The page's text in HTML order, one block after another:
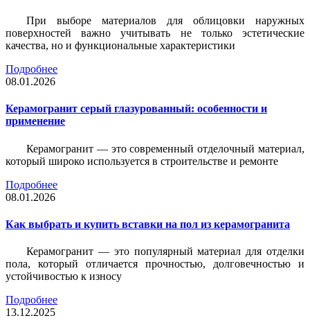
При выборе материалов для облицовки наружных
поверхностей важно учитывать не только эстетические
качества, но и функциональные характеристики
Подробнее
08.01.2026
Керамогранит серый глазурованный: особенности и
применение
Керамогранит — это современный отделочный материал,
который широко используется в строительстве и ремонте
Подробнее
08.01.2026
Как выбрать и купить вставки на пол из керамогранита
Керамогранит — это популярный материал для отделки
пола, который отличается прочностью, долговечностью и
устойчивостью к износу
Подробнее
13.12.2025